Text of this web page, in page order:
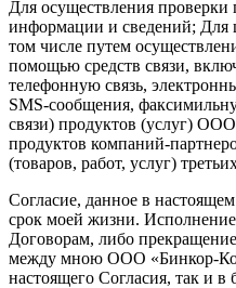
Для осуществления
информации и сведений; Для
том числе путем
помощью средств связи,
телефонную связь,
SMS-сообщения,
связи) продуктов (услуг)
продуктов компаний-
(товаров, работ, услуг)
Согласие, данное в
срок моей жизни.
Договорам, либо
между мною ООО «Бинкор-
настоящего Согласия, так и